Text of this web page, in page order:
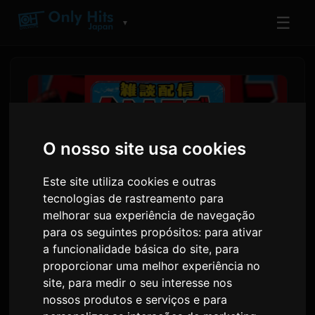
O nosso site usa cookies
Este site utiliza cookies e outras
tecnologias de rastreamento para
melhorar sua experiência de navegação
para os seguintes propósitos: para ativar
a funcionalidade básica do site, para
proporcionar uma melhor experiência no
site, para medir o seu interesse nos
nossos produtos e serviços e para
▼ ☰
Dublador Kikunosuke Toya e
Comediante ORE Tomoda
Lançam Novo Programa de